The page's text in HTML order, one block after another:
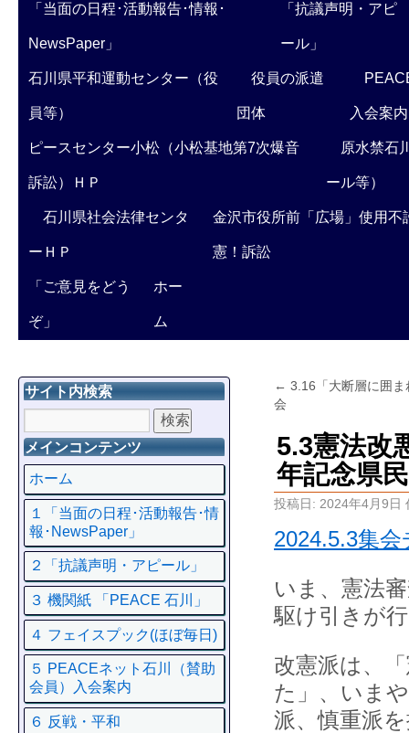
「当面の日程･活動報告･情報･
NewsPaper」
「抗議声明・アピ
ール」
石川県平和運動センター（役
員等）
役員の派遣
団体 入会案内
ピースセンター小松（小松基地第7次爆音
訴訟）ＨＰ
原水禁石
ール等）
石川県社会法律センタ
ーＨＰ
金沢市役所前「広場」使用不
憲！訴訟
「ご意見をどう
ぞ」
ホー
ム
← 3.16「大断層に囲
会
5.3憲法改
年記念県
投稿日: 2024年4月9日
2024.5.3集
いま、憲法
駆け引きが
改憲派は、
た」、いま
派、慎重派
サイト内検索
メインコンテンツ
ホーム
１「当面の日程･活動報告･情
報･NewsPaper」
２「抗議声明・アピール」
３ 機関紙 「PEACE 石川」
４ フェイスプック(ほぼ毎日)
５ PEACEネット石川（賛助
会員）入会案内
６ 反戦・平和